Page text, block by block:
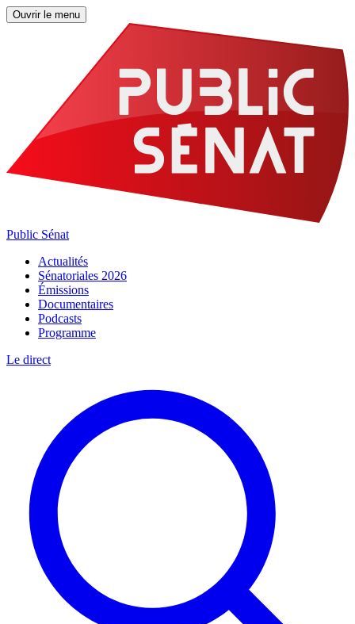
Ouvrir le menu
Public Sénat
Actualités
Sénatoriales 2026
Émissions
Documentaires
Podcasts
Programme
Le direct